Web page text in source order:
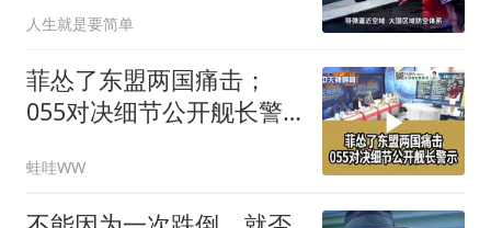
人生就是要简单
菲怂了东盟两国痛击；
055对决细节公开舰长警
冰｜辣晚报20260805
蛙哇WW